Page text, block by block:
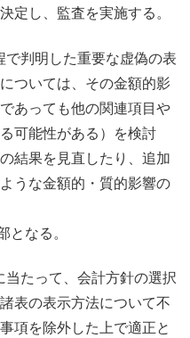
定し、監査を実施する。
で判明した重要な虚偽の表
ついては、その金額的影
あっても他の関連項目や
可能性がある）を検討
結果を見直したり、追加
うな金額的・質的影響の
となる。
当たって、会計方針の選択
表の表示方法について不
項を除外した上で適正と